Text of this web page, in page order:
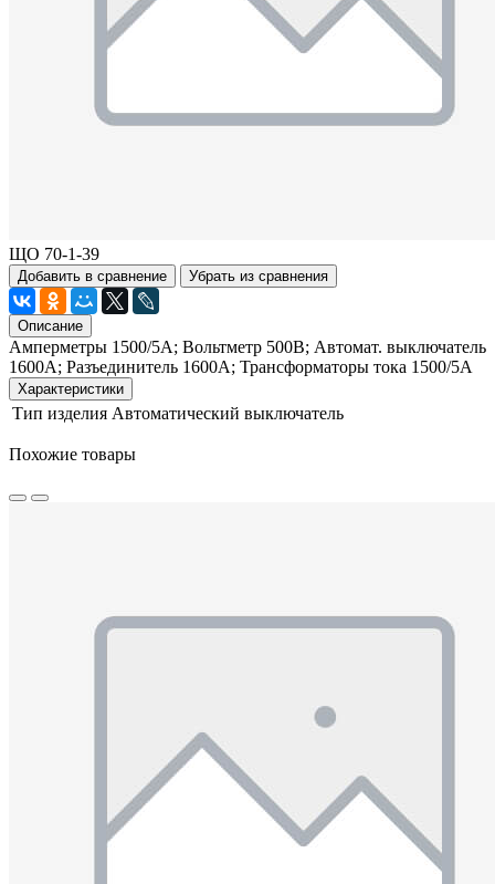
ЩО 70-1-39
Добавить в сравнение Убрать из сравнения
Описание
Амперметры 1500/5А; Вольтметр 500В; Автомат. выключатель
1600А; Разъединитель 1600А; Трансформаторы тока 1500/5А
Характеристики
Тип изделия Автоматический выключатель
Похожие товары